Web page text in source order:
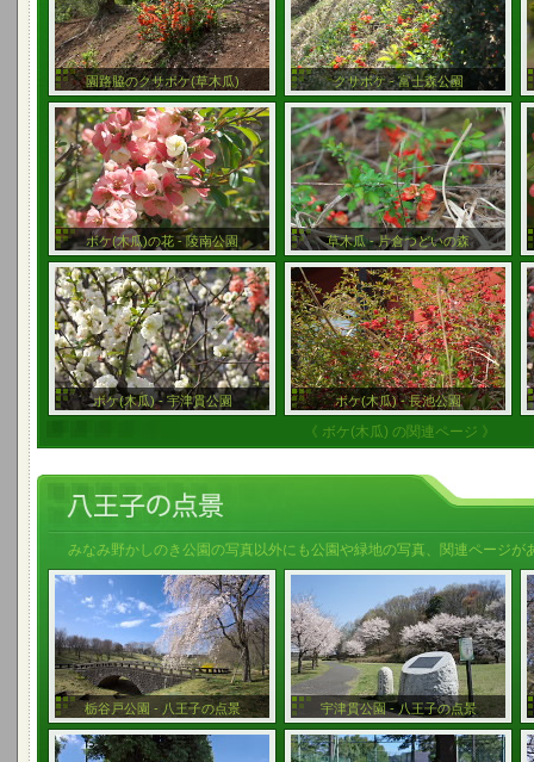
園路脇のクサボケ(草木瓜) クサボケ - 富士森公園
ボケ(木瓜)の花 - 陵南公園 草木瓜 - 片倉つどいの森
ボケ(木瓜) - 宇津貫公園 ボケ(木瓜) - 長池公園
《 ボケ(木瓜) の関連ページ 》
みなみ野かしのき公園の写真以外にも公園や緑地の写真、関連ページが
栃谷戸公園 - 八王子の点景 宇津貫公園 - 八王子の点景